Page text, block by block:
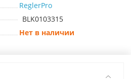
ReglerPro
BLK0103315
Нет в наличии